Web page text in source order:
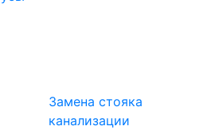
Замена стояка
канализации